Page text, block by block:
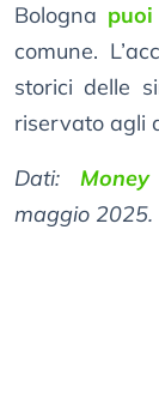
Bologna
comune.
storici delle
riservato agli
Dati:
maggio 2025.